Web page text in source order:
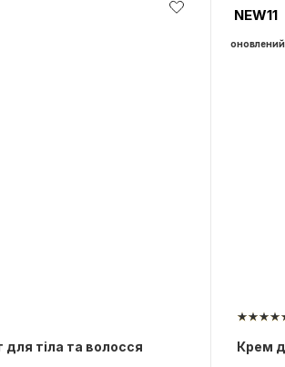
тіла та волосся
NEW11
Крем